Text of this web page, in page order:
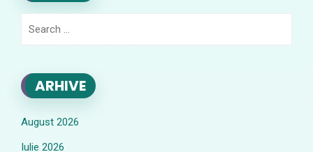
ARHIVE
August 2026
Iulie 2026